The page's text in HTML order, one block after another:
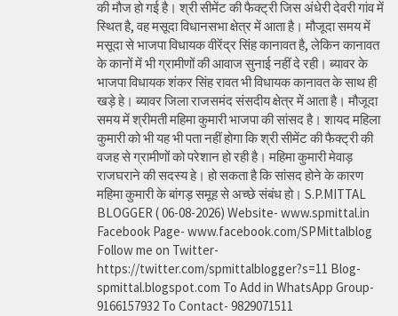
की मौज हो गई है। श्री सीमेंट की फैक्ट्री जिस अंधेरी देवरी गांव में
स्थित है, वह मसूदा विधानसभा क्षेत्र में आता है। मौजूदा समय में
मसूदा से भाजपा विधायक वीरेंद्र सिंह कानावत है, लेकिन कानावत
के कानों में भी ग्रामीणों की आवाज सुनाई नहीं दे रही। ब्यावर के
भाजपा विधायक शंकर सिंह रावत भी विधायक कानावत के साथ ही
खड़े हे। ब्यावर जिला राजसमंद संसदीय क्षेत्र में आता है। मौजूदा
समय में श्रीमती महिमा कुमारी भाजपा की सांसद है। शायद महिला
कुमारी को भी यह भी पता नहीं होगा कि श्री सीमेंट की फैक्ट्री की
वजह से ग्रामीणों को परेशान हो रही है। महिमा कुमारी मेवाड़
राजघराने की सदस्य हे। हो सकता है कि सांसद होने के कारण
महिमा कुमारी के बांगड़ समूह से अच्छे संबंध हो। S.P.MITTAL
BLOGGER ( 06-08-2026) Website- www.spmittal.in
Facebook Page- www.facebook.com/SPMittalblog
Follow me on Twitter-
https://twitter.com/spmittalblogger?s=11 Blog-
spmittal.blogspot.com To Add in WhatsApp Group-
9166157932 To Contact- 9829071511